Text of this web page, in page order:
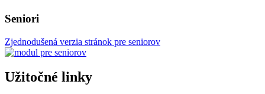
Seniori
Zjednodušená verzia stránok pre seniorov
Užitočné linky